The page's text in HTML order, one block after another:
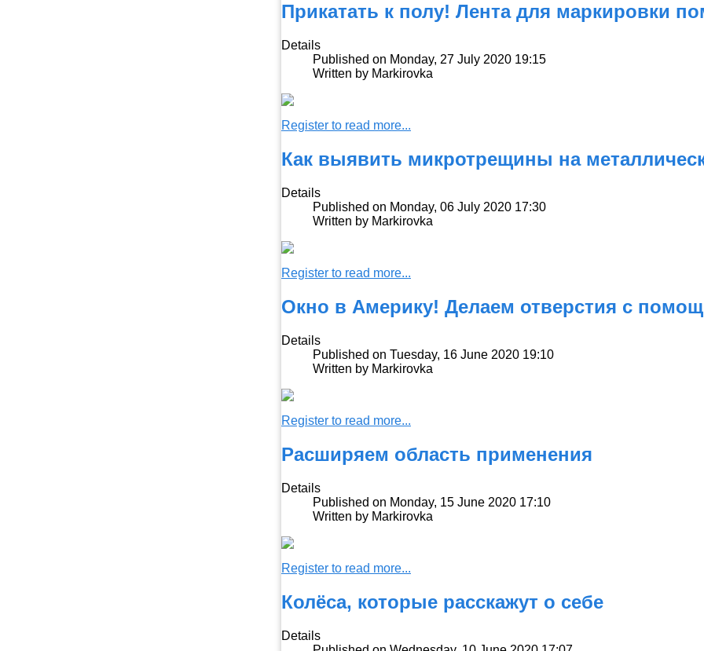
Прикатать к полу! Лента для маркировки
Details
Published on Monday, 27 July 2020 19:15
Written by Markirovka
Register to read more...
Как выявить микротрещины на
Details
Published on Monday, 06 July 2020 17:30
Written by Markirovka
Register to read more...
Окно в Америку! Делаем отверстия с
Details
Published on Tuesday, 16 June 2020 19:10
Written by Markirovka
Register to read more...
Расширяем область применения
Details
Published on Monday, 15 June 2020 17:10
Written by Markirovka
Register to read more...
Колёса, которые расскажут о себе
Details